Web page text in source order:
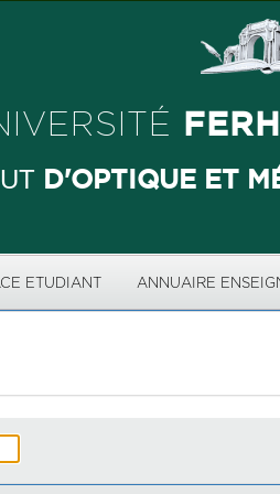
D'OPTIQUE ET
ETUDIANT ANNUAIRE